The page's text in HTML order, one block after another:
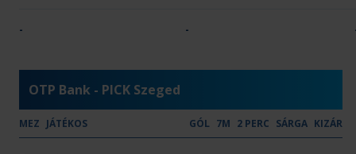
Paris Saint-Germain Handball
- -
OTP Bank - PICK Szeged
MEZ JÁTÉKOS GÓL 7M 2 PERC SÁRGA KIZÁR